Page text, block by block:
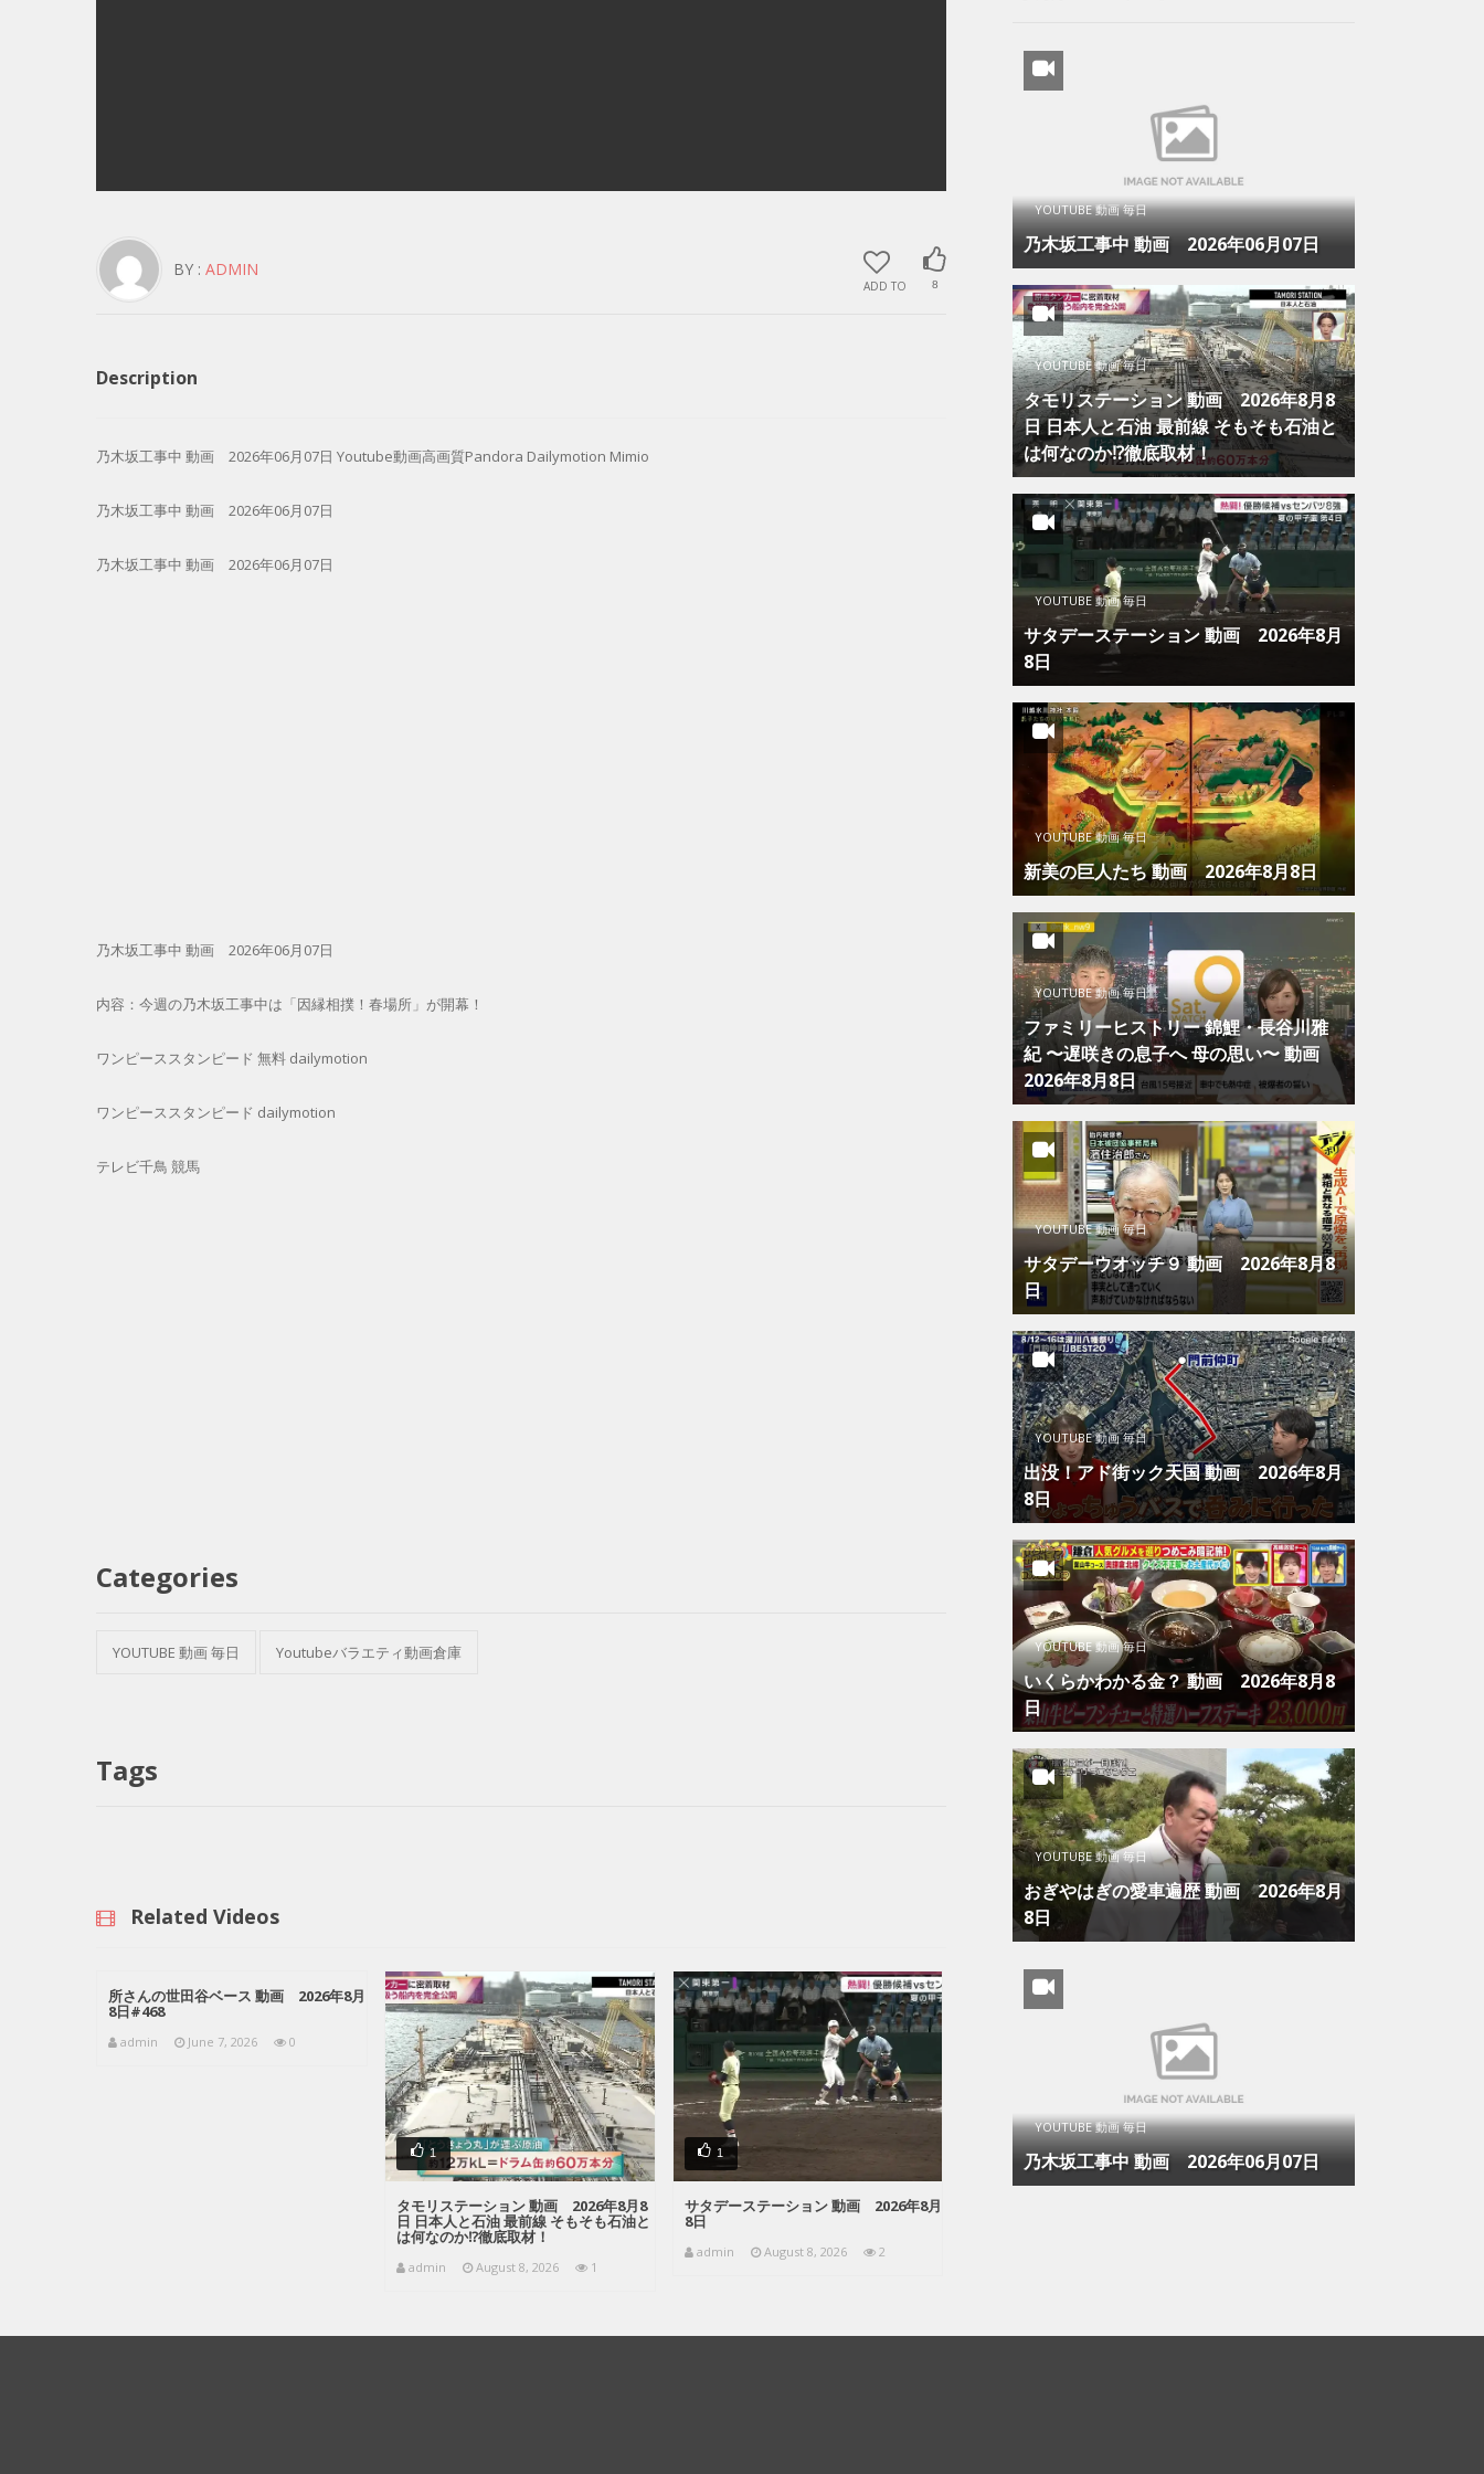
ADD TO 8
BY : ADMIN
Description
乃木坂工事中 動画 2026年06月07日 Youtube動画高画質Pandora Dailymotion Mimio
乃木坂工事中 動画 2026年06月07日
乃木坂工事中 動画 2026年06月07日
乃木坂工事中 動画 2026年06月07日
内容：今週の乃木坂工事中は「因縁相撲！春場所」が開幕！
ワンピーススタンピード 無料 dailymotion
ワンピーススタンピード dailymotion
テレビ千鳥 競馬
Categories
YOUTUBE 動画 毎日 Youtubeバラエティ動画倉庫
Tags
Related Videos
所さんの世田谷ベース 動画 2026年8月
8日#468
admin June 7, 2026 0
1
タモリステーション 動画 2026年8月8
日 日本人と石油 最前線 そもそも石油と
は何なのか⁉徹底取材！
admin August 8, 2026 1
1
サタデーステーション 動画 2026年8月
8日
admin August 8, 2026 2
YOUTUBE 動画 毎日
乃木坂工事中 動画 2026年06月07日
YOUTUBE 動画 毎日
タモリステーション 動画 2026年8月8
日 日本人と石油 最前線 そもそも石油と
は何なのか⁉徹底取材！
YOUTUBE 動画 毎日
サタデーステーション 動画 2026年8月
8日
YOUTUBE 動画 毎日
新美の巨人たち 動画 2026年8月8日
YOUTUBE 動画 毎日
ファミリーヒストリー 錦鯉・長谷川雅
紀 〜遅咲きの息子へ 母の思い〜 動画
2026年8月8日
YOUTUBE 動画 毎日
サタデーウオッチ９ 動画 2026年8月8
日
YOUTUBE 動画 毎日
出没！アド街ック天国 動画 2026年8月
8日
YOUTUBE 動画 毎日
いくらかわかる金？ 動画 2026年8月8
日
YOUTUBE 動画 毎日
おぎやはぎの愛車遍歴 動画 2026年8月
8日
YOUTUBE 動画 毎日
乃木坂工事中 動画 2026年06月07日